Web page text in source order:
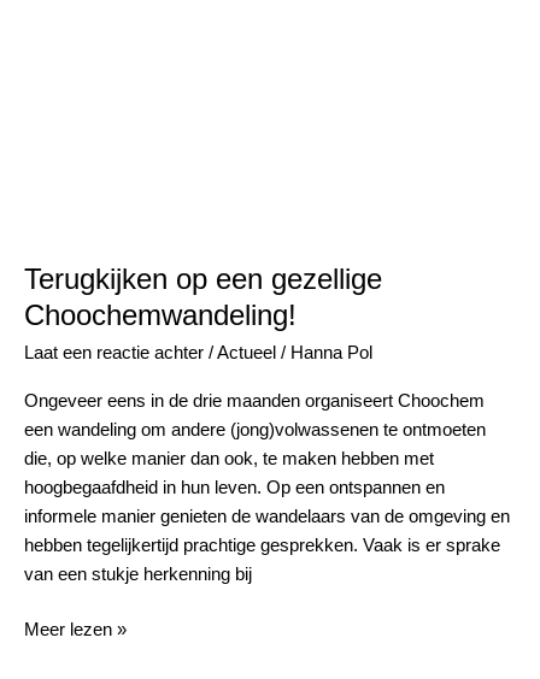
Terugkijken op een gezellige
Choochemwandeling!
Laat een reactie achter /Actueel / Hanna Pol
Ongeveer eens in de drie maanden organiseert Choochem
een wandeling om andere (jong)volwassenen te ontmoeten
die, op welke manier dan ook, te maken hebben met
hoogbegaafdheid in hun leven. Op een ontspannen en
informele manier genieten de wandelaars van de omgeving en
hebben tegelijkertijd prachtige gesprekken. Vaak is er sprake
van een stukje herkenning bij
Meer lezen »